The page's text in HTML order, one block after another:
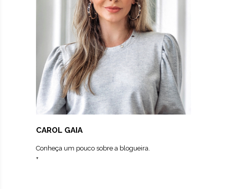
CAROL GAIA
Conheça um pouco sobre a blogueira.
+